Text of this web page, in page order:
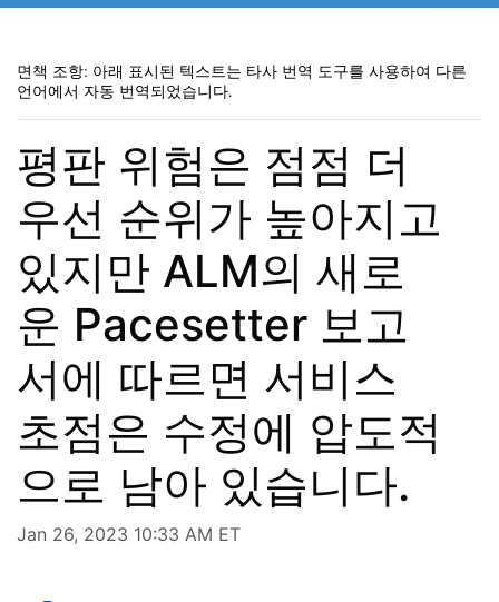
면책 조항: 아래 표시된 텍스트는 타사 번역 도구를 사용하여 다른
언어에서 자동 번역되었습니다.
평판 위험은 점점 더
우선 순위가 높아지고
있지만 ALM의 새로
운 Pacesetter 보고
서에 따르면 서비스
초점은 수정에 압도적
으로 남아 있습니다.
Jan 26, 2023 10:33 AM ET